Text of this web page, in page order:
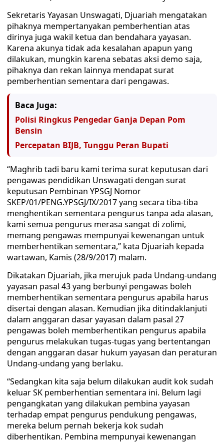
Sekretaris Yayasan Unswagati, Djuariah mengatakan
pihaknya mempertanyakan pemberhentian atas
dirinya juga wakil ketua dan bendahara yayasan.
Karena akunya tidak ada kesalahan apapun yang
dilakukan, mungkin karena sebatas aksi demo saja,
pihaknya dan rekan lainnya mendapat surat
pemberhentian sementara dari pengawas.
Baca Juga:
Polisi Ringkus Pengedar Ganja Depan Pom
Bensin
Percepatan BIJB, Tunggu Peran Bupati
“Maghrib tadi baru kami terima surat keputusan dari
pengawas pendidikan Unswagati dengan surat
keputusan Pembinan YPSGJ Nomor
SKEP/01/PENG.YPSGJ/IX/2017 yang secara tiba-tiba
menghentikan sementara pengurus tanpa ada alasan,
kami semua pengurus merasa sangat di zolimi,
memang pengawas mempunyai kewenangan untuk
memberhentikan sementara,” kata Djuariah kepada
wartawan, Kamis (28/9/2017) malam.
Dikatakan Djuariah, jika merujuk pada Undang-undang
yayasan pasal 43 yang berbunyi pengawas boleh
memberhentikan sementara pengurus apabila harus
disertai dengan alasan. Kemudian jika ditindaklanjuti
dalam anggaran dasar yayasan dalam pasal 27
pengawas boleh memberhentikan pengurus apabila
pengurus melakukan tugas-tugas yang bertentangan
dengan anggaran dasar hukum yayasan dan peraturan
Undang-undang yang berlaku.
“Sedangkan kita saja belum dilakukan audit kok sudah
keluar SK pemberhentian sementara ini. Belum lagi
pengangkatan yang dilakukan pembina yayasan
terhadap empat pengurus pendukung pengawas,
mereka belum pernah bekerja kok sudah
diberhentikan. Pembina mempunyai kewenangan